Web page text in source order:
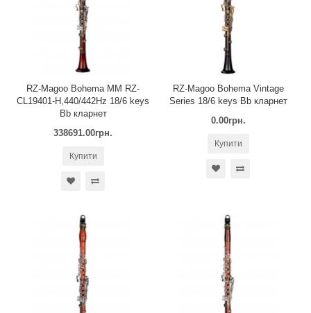
RZ-Magoo Bohema MM RZ-
CL19401-H,440/442Hz 18/6 keys
Bb кларнет
338691.00грн.
Купити
RZ-Magoo Bohema Vintage
Series 18/6 keys Bb кларнет
0.00грн.
Купити